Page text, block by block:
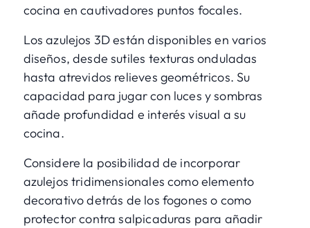
cocina en cautivadores puntos focales.
Los azulejos 3D están disponibles en varios
diseños, desde sutiles texturas onduladas
hasta atrevidos relieves geométricos. Su
capacidad para jugar con luces y sombras
añade profundidad e interés visual a su
cocina.
Considere la posibilidad de incorporar
azulejos tridimensionales como elemento
decorativo detrás de los fogones o como
protector contra salpicaduras para añadir